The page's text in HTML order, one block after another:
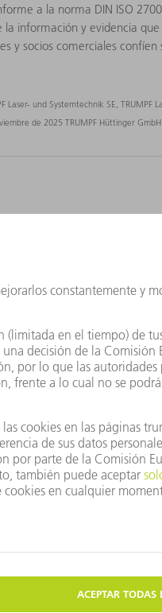
a la norma DIN ISO
información y evidencia
y socios comerciales
und Systemtechnik SE,
de 2025 TRUMPF Hüttinger
tiene lugar
calidad nos guían en la
eliminamos de